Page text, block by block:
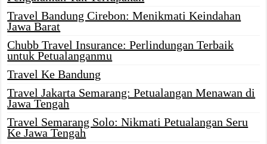
Travel Bandung Cirebon: Menikmati Keindahan
Jawa Barat
Chubb Travel Insurance: Perlindungan Terbaik
untuk Petualanganmu
Travel Ke Bandung
Travel Jakarta Semarang: Petualangan Menawan di
Jawa Tengah
Travel Semarang Solo: Nikmati Petualangan Seru
Ke Jawa Tengah